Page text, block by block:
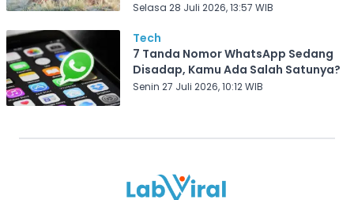
Selasa 28 Juli 2026, 13:57 WIB
Tech
7 Tanda Nomor WhatsApp Sedang
Disadap, Kamu Ada Salah Satunya?
Senin 27 Juli 2026, 10:12 WIB